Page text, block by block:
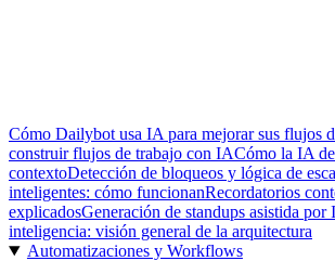
Cómo Dailybot usa IA para mejorar sus flujos
construir flujos de trabajo con IACómo la IA
contextoDetección de bloqueos y lógica de
inteligentes: cómo funcionanRecordatorios
explicadosGeneración de standups asistida por
inteligencia: visión general de la arquitectura
Automatizaciones y Workflows